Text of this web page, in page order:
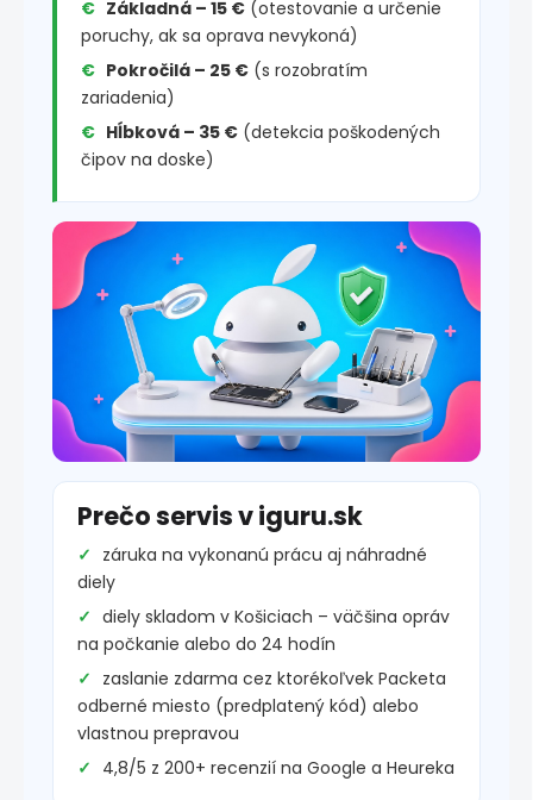
Základná – 15 € (otestovanie a určenie
poruchy, ak sa oprava nevykoná)
Pokročilá – 25 € (s rozobratím
zariadenia)
Hĺbková – 35 € (detekcia poškodených
čipov na doske)
Prečo servis v iguru.sk
záruka na vykonanú prácu aj náhradné
diely
diely skladom v Košiciach – väčšina opráv
na počkanie alebo do 24 hodín
zaslanie zdarma cez ktorékoľvek Packeta
odberné miesto (predplatený kód) alebo
vlastnou prepravou
4,8/5 z 200+ recenzií na Google a Heureka